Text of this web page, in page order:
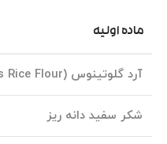
ماده اولیه
آرد گلوتینوس (Glutinous Rice Flour)
شکر سفید دانه ریز